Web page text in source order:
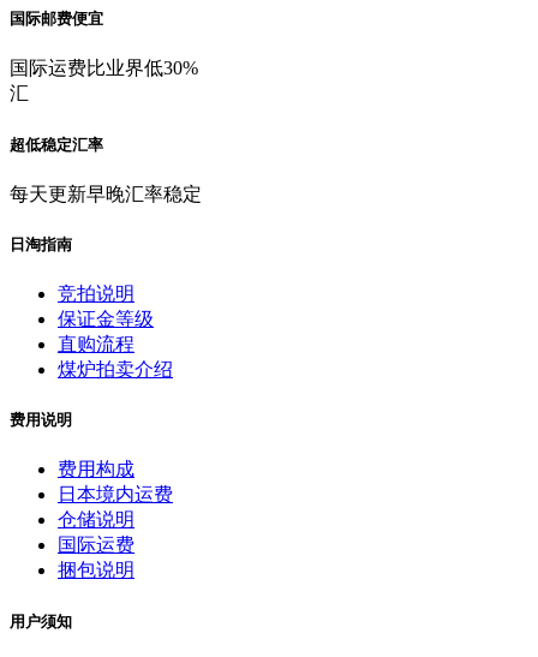
国际邮费便宜
国际运费比业界低30%
汇
超低稳定汇率
每天更新早晚汇率稳定
日淘指南
竞拍说明
保证金等级
直购流程
煤炉拍卖介绍
费用说明
费用构成
日本境内运费
仓储说明
国际运费
捆包说明
用户须知